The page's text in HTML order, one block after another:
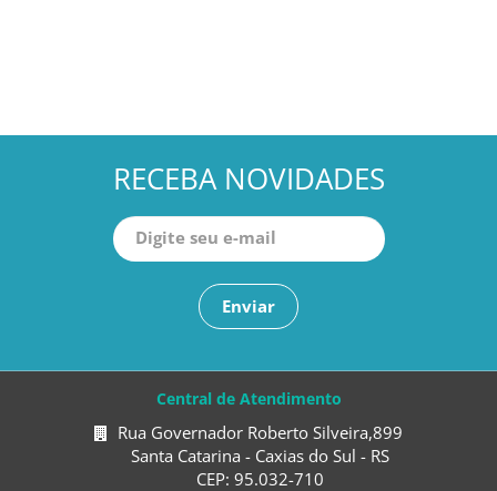
RECEBA NOVIDADES
Enviar
Central de Atendimento
Rua Governador Roberto Silveira,899
Santa Catarina - Caxias do Sul - RS
CEP: 95.032-710